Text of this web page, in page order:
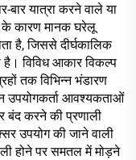
बार यात्रा करने वाले या
के कारण मानक घरेलू
है, जिससे दीर्घकालिक
है। विविध आकार विकल्प
तक विभिन्न भंडारण
उपयोगकर्ता आवश्यकताओं
बंद करने की प्रणाली
उपयोग की जाने वाली
होने पर समतल में मोड़ने